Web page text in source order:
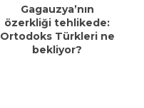
Gagauzya’nın
özerkliği tehlikede:
Ortodoks Türkleri ne
bekliyor?